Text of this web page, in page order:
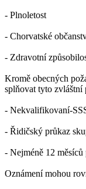
- Plnoletost
- Chorvatské
- Zdravotní
Kromě obecných
splňovat tyto zvláštní
- Nekvalifikovaní-
- Řidičský průkaz
- Nejméně 12 měsíců
Oznámení mohou